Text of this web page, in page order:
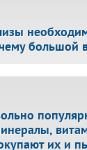
большой
их и